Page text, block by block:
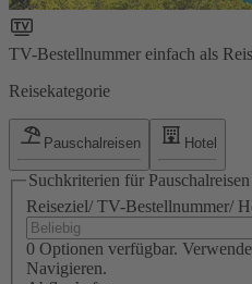
TV-Bestellnummer einfach als
Reisekategorie
Pauschalreisen Hotel
Suchkriterien für Pauschalreisen
Reiseziel/ TV-Bestellnummer/
0 Optionen verfügbar.
Navigieren.